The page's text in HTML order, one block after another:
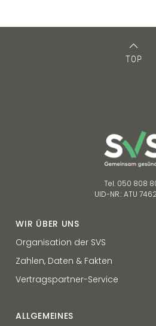
TOP
Tel. 050 808
UID-NR.: ATU
WIR ÜBER UNS
Organisation der SVS
Zahlen, Daten & Fakten
Vertragspartner-Service
ALLGEMEINES